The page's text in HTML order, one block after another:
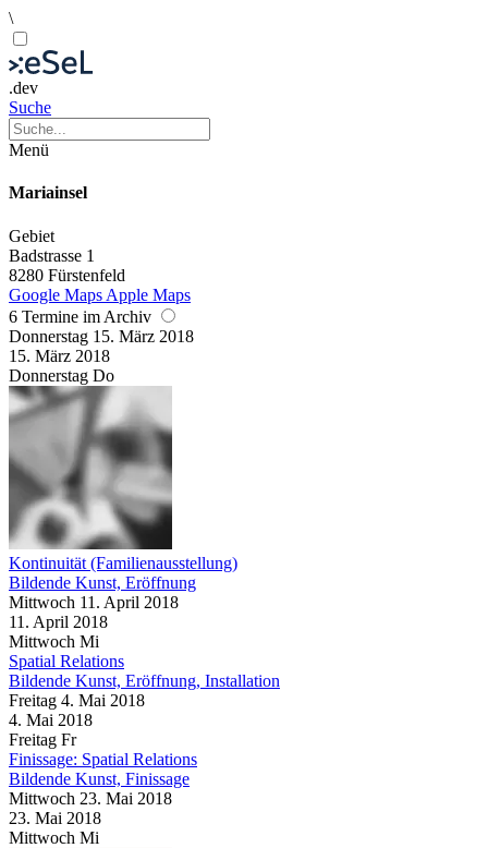
\
.dev
Suche
Menü
Mariainsel
Gebiet
Badstrasse 1
8280 Fürstenfeld
Google Maps Apple Maps
6 Termine im Archiv
Donnerstag 15. März 2018
15. März 2018
Donnerstag Do
Kontinuität (Familienausstellung)
Bildende Kunst, Eröffnung
Mittwoch 11. April 2018
11. April 2018
Mittwoch Mi
Spatial Relations
Bildende Kunst, Eröffnung, Installation
Freitag 4. Mai 2018
4. Mai 2018
Freitag Fr
Finissage: Spatial Relations
Bildende Kunst, Finissage
Mittwoch 23. Mai 2018
23. Mai 2018
Mittwoch Mi